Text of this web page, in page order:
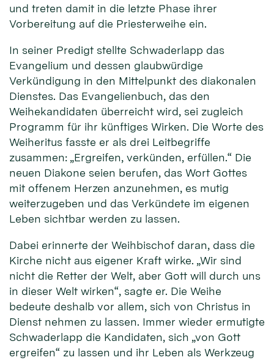
und treten damit in die letzte Phase ihrer
Vorbereitung auf die Priesterweihe ein.
In seiner Predigt stellte Schwaderlapp das
Evangelium und dessen glaubwürdige
Verkündigung in den Mittelpunkt des diakonalen
Dienstes. Das Evangelienbuch, das den
Weihekandidaten überreicht wird, sei zugleich
Programm für ihr künftiges Wirken. Die Worte des
Weiheritus fasste er als drei Leitbegriffe
zusammen: „Ergreifen, verkünden, erfüllen.“ Die
neuen Diakone seien berufen, das Wort Gottes
mit offenem Herzen anzunehmen, es mutig
weiterzugeben und das Verkündete im eigenen
Leben sichtbar werden zu lassen.
Dabei erinnerte der Weihbischof daran, dass die
Kirche nicht aus eigener Kraft wirke. „Wir sind
nicht die Retter der Welt, aber Gott will durch uns
in dieser Welt wirken“, sagte er. Die Weihe
bedeute deshalb vor allem, sich von Christus in
Dienst nehmen zu lassen. Immer wieder ermutigte
Schwaderlapp die Kandidaten, sich „von Gott
ergreifen“ zu lassen und ihr Leben als Werkzeug